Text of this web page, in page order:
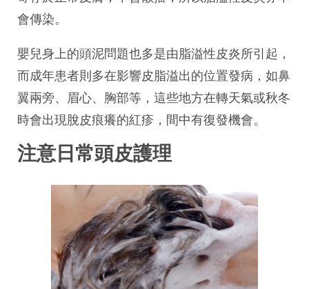
會傳染。
嬰兒身上的頭泥問題也多是由脂溢性皮炎所引起，
而成年患者則多在影響皮脂溢出的位置發病，如鼻
翼兩旁、眉心、胸部等，這些地方在轉天氣或秋冬
時會出現脫皮痕癢的紅疹，間中有復發機會。
注意日常頭皮護理